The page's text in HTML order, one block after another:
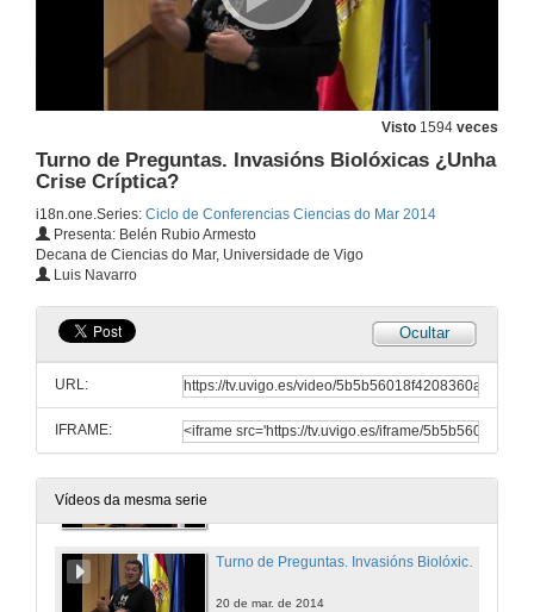
Visto 1594 veces
Turno de Preguntas. Invasións Biolóxicas ¿Unha
Crise Críptica?
i18n.one.Series: Ciclo de Conferencias Ciencias do Mar 2014
Presenta: Belén Rubio Armesto
Decana de Ciencias do Mar, Universidade de Vigo
Luis Navarro
Ocultar
URL:
IFRAME:
Vídeos da mesma serie
Conferencia
6 de mar. de 2014
Presentación de Diego Moldes Moreira
Presentación
Encimas que serven para todo?
Quenda de preguntas. Encimas que serven para todo?
13 de mar. de 2014
Invasións Biolóxicas. Unha Crise Críptica?
Turno de Preguntas. Invasións Biolóxicas ¿Unha Crise Críptica?
20 de mar. de 2014